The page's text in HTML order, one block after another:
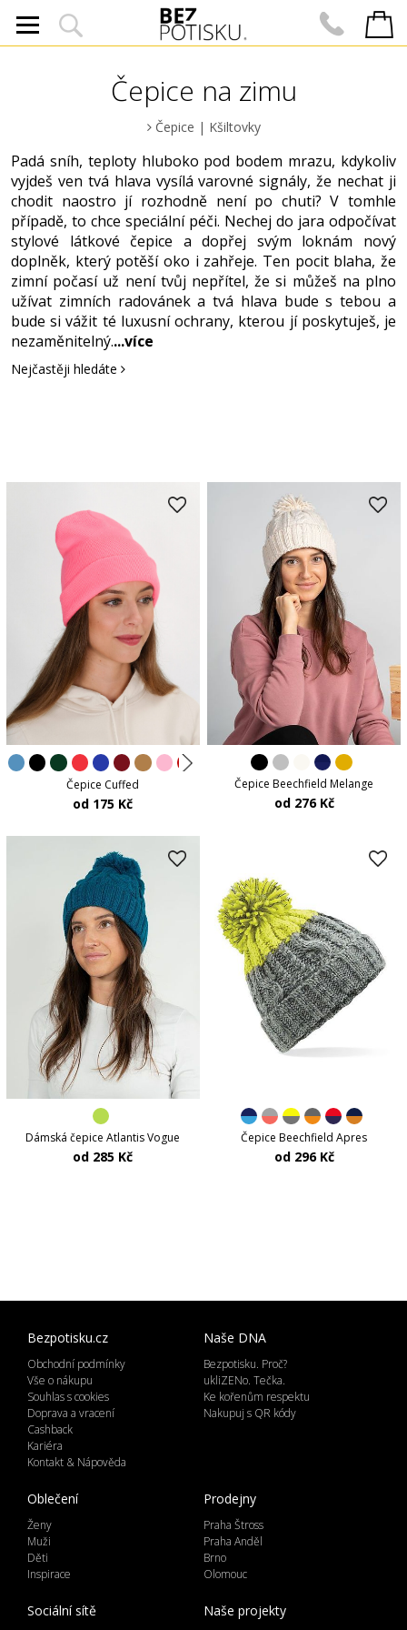
Čepice na zimu
Čepice | Kšiltovky
Padá sníh, teploty hluboko pod bodem mrazu, kdykoliv
vyjdeš ven tvá hlava vysílá varovné signály, že nechat ji
chodit naostro jí rozhodně není po chuti? V tomhle
případě, to chce speciální péči. Nechej do jara odpočívat
stylové látkové čepice a dopřej svým loknám nový
doplněk, který potěší oko i zahřeje. Ten pocit blaha, že
zimní počasí už není tvůj nepřítel, že si můžeš na plno
užívat zimních radovánek a tvá hlava bude s tebou a
bude si vážit té luxusní ochrany, kterou jí poskytuješ, je
nezaměnitelný....více
Nejčastěji hledáte
Čepice Cuffed
od 175 Kč
Čepice Beechfield Melange
od 276 Kč
Dámská čepice Atlantis Vogue
od 285 Kč
Čepice Beechfield Apres
od 296 Kč
Bezpotisku.cz
Obchodní podmínky
Vše o nákupu
Souhlas s cookies
Doprava a vracení
Cashback
Kariéra
Kontakt & Nápověda
Naše DNA
Bezpotisku. Proč?
ukliZENo. Tečka.
Ke kořenům respektu
Nakupuj s QR kódy
Oblečení
Ženy
Muži
Děti
Inspirace
Prodejny
Praha Štross
Praha Anděl
Brno
Olomouc
Sociální sítě Naše projekty